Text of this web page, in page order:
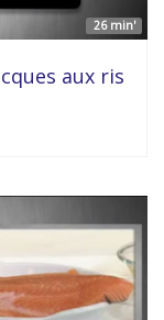
26 min'
aux ris